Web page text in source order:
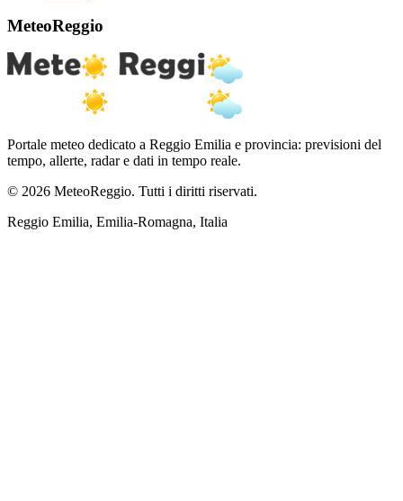
MeteoReggio
Portale meteo dedicato a Reggio Emilia e provincia: previsioni del
tempo, allerte, radar e dati in tempo reale.
© 2026 MeteoReggio. Tutti i diritti riservati.
Reggio Emilia, Emilia-Romagna, Italia